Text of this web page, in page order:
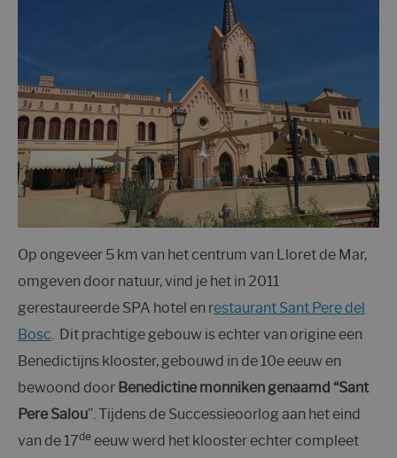
Op ongeveer 5 km van het centrum van Lloret de Mar,
omgeven door natuur, vind je het in 2011
gerestaureerde SPA hotel en restaurant Sant Pere del
Bosc . Dit prachtige gebouw is echter van origine een
Benedictijns klooster, gebouwd in de 10e eeuw en
bewoond door Benedictine monniken genaamd “Sant
Pere Salou”. Tijdens de Successieoorlog aan het eind
van de 17de eeuw werd het klooster echter compleet